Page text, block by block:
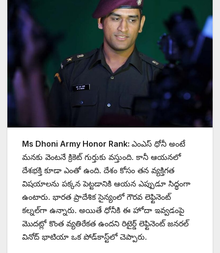
Ms Dhoni Army Honor Rank: ఎంఎస్ ధోనీ అంటే
మనకు వెంటనే క్రికెట్ గుర్తుకు వస్తుంది. కానీ ఆయనలో
దేశభక్తి కూడా ఎంతో ఉంది. దేశం కోసం తన వ్యక్తిగత
విషయాలను పక్కన పెట్టడానికి ఆయన ఎప్పుడూ సిద్ధంగా
ఉంటారు. భారత ప్రాదేశిక సైన్యంలో గౌరవ లెఫ్టినెంట్
కల్నల్‌గా ఉన్నారు. అయితే ధోనీకి ఈ హోదా ఇవ్వడంపై
మొదట్లో కొంత వ్యతిరేకత ఉందని రిటైర్డ్ లెఫ్టినెంట్ జనరల్
వినోద్ భాటియా ఒక పోడ్‌కాస్ట్‌లో చెప్పారు.